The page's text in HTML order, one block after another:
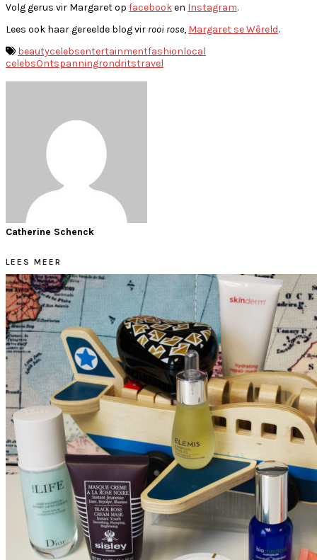
Volg gerus vir Margaret op facebooken Instagram.
Lees ook haar gereelde blog vir rooi rose, Margaret se Wêreld.
beautycelebsentertainmentfashionlocal
celebsOntspanningrondritstravel
Catherine Schenck
LEES MEER